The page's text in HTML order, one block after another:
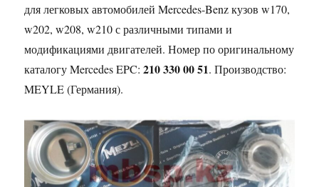
для легковых автомобилей Mercedes-Benz кузов w170,
w202, w208, w210 с различными типами и
модификациями двигателей. Номер по оригинальному
каталогу Mercedes EPC:210 330 00 51. Производство:
MEYLE (Германия).